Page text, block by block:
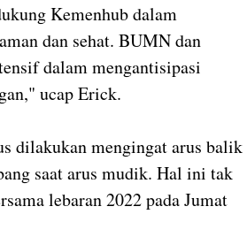
Kemenhub dalam
dan sehat. BUMN dan
dalam mengantisipasi
ucap Erick.
dilakukan mengingat arus balik
saat arus mudik. Hal ini tak
lebaran 2022 pada Jumat